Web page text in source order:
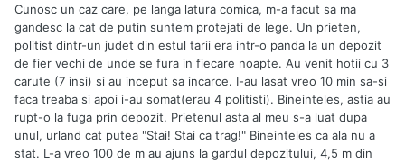
Cunosc un caz care, pe langa latura comica, m-a facut sa ma
gandesc la cat de putin suntem protejati de lege. Un prieten,
politist dintr-un judet din estul tarii era intr-o panda la un depozit
de fier vechi de unde se fura in fiecare noapte. Au venit hotii cu 3
carute (7 insi) si au inceput sa incarce. I-au lasat vreo 10 min sa-si
faca treaba si apoi i-au somat(erau 4 politisti). Bineinteles, astia au
rupt-o la fuga prin depozit. Prietenul asta al meu s-a luat dupa
unul, urland cat putea "Stai! Stai ca trag!" Bineinteles ca ala nu a
stat. L-a vreo 100 de m au ajuns la gardul depozitului, 4,5 m din